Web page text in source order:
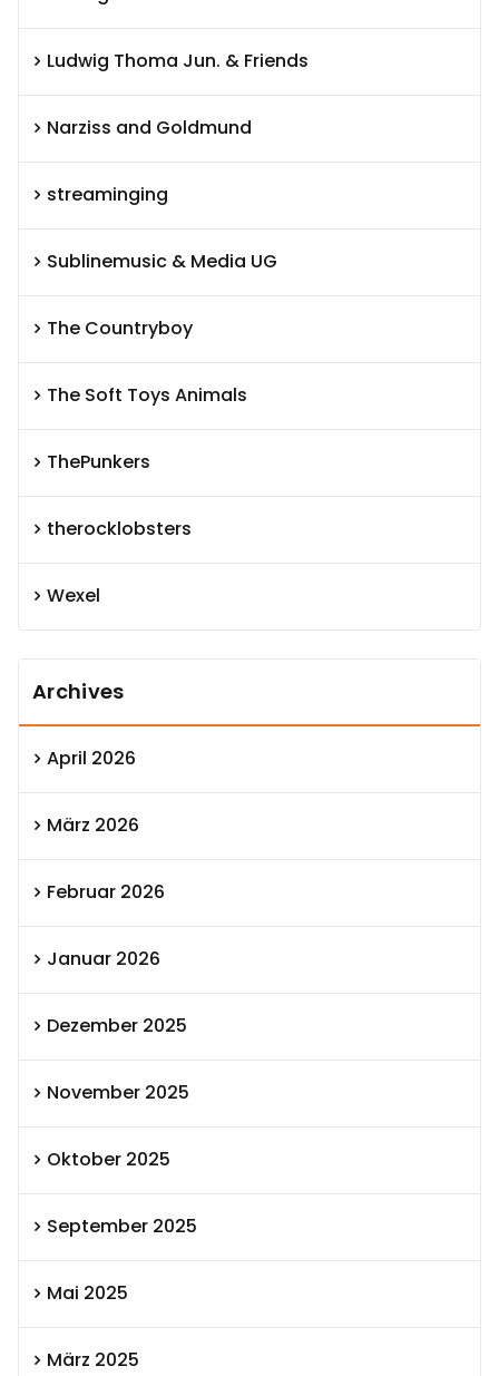
Ludwig Thoma Jun. & Friends
Narziss and Goldmund
streaminging
Sublinemusic & Media UG
The Countryboy
The Soft Toys Animals
ThePunkers
therocklobsters
Wexel
Archives
April 2026
März 2026
Februar 2026
Januar 2026
Dezember 2025
November 2025
Oktober 2025
September 2025
Mai 2025
März 2025